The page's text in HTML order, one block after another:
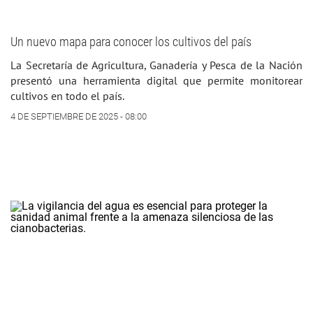
Un nuevo mapa para conocer los cultivos del país
La Secretaría de Agricultura, Ganadería y Pesca de la Nación
presentó una herramienta digital que permite monitorear
cultivos en todo el país.
4 DE SEPTIEMBRE DE 2025 - 08:00